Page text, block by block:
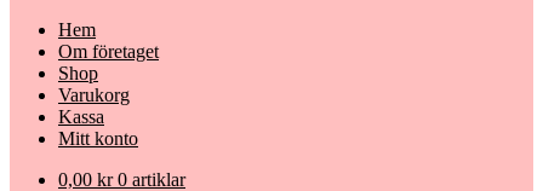
Hem
Om företaget
Shop
Varukorg
Kassa
Mitt konto
0,00 kr 0 artiklar